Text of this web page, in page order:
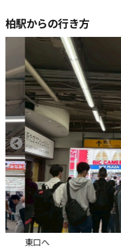
柏駅からの行き方
東口へ